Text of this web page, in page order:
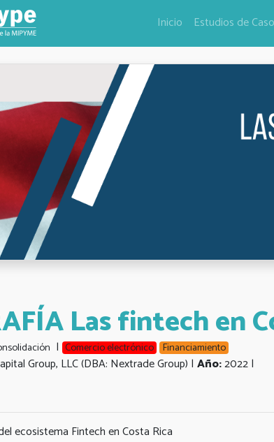
Inicio Estudios de Caso
Las fintech en
| Comercio electrónico Financiamiento
Group, LLC (DBA: Nextrade Group) | Año:2022 |
ecosistema Fintech en Costa Rica